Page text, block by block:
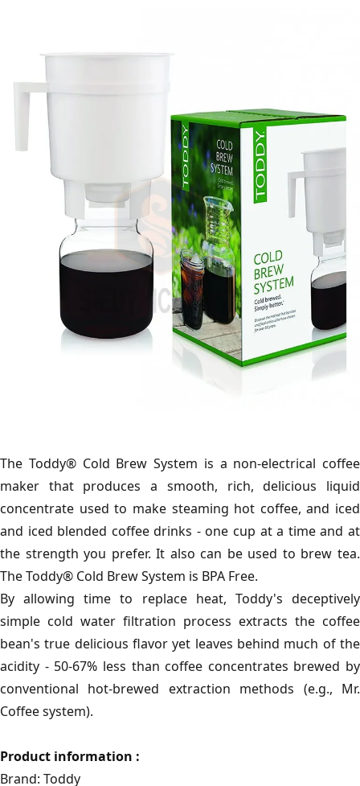
The Toddy® Cold Brew System is a non-electrical coffee
maker that produces a smooth, rich, delicious liquid
concentrate used to make steaming hot coffee, and iced
and iced blended coffee drinks - one cup at a time and at
the strength you prefer. It also can be used to brew tea.
The Toddy® Cold Brew System is BPA Free.
By allowing time to replace heat, Toddy's deceptively
simple cold water filtration process extracts the coffee
bean's true delicious flavor yet leaves behind much of the
acidity - 50-67% less than coffee concentrates brewed by
conventional hot-brewed extraction methods (e.g., Mr.
Coffee system).
Product information :
Brand: Toddy